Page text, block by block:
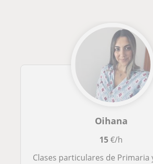
Oihana
15€/h
Clases particulares de Primaria y